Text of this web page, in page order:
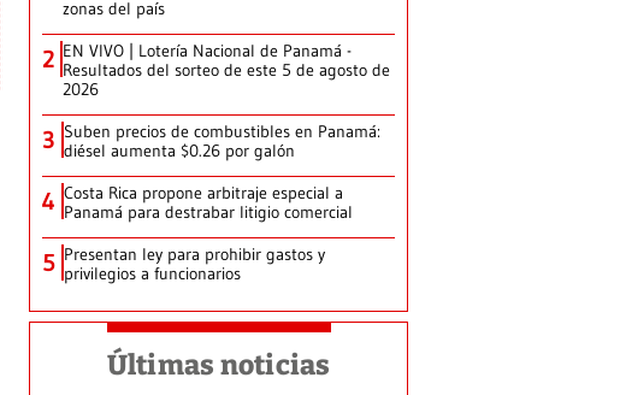
zonas del país
2 EN VIVO | Lotería Nacional de Panamá -
Resultados del sorteo de este 5 de agosto de
2026
3 Suben precios de combustibles en Panamá:
diésel aumenta $0.26 por galón
4 Costa Rica propone arbitraje especial a
Panamá para destrabar litigio comercial
5 Presentan ley para prohibir gastos y
privilegios a funcionarios
Últimas noticias